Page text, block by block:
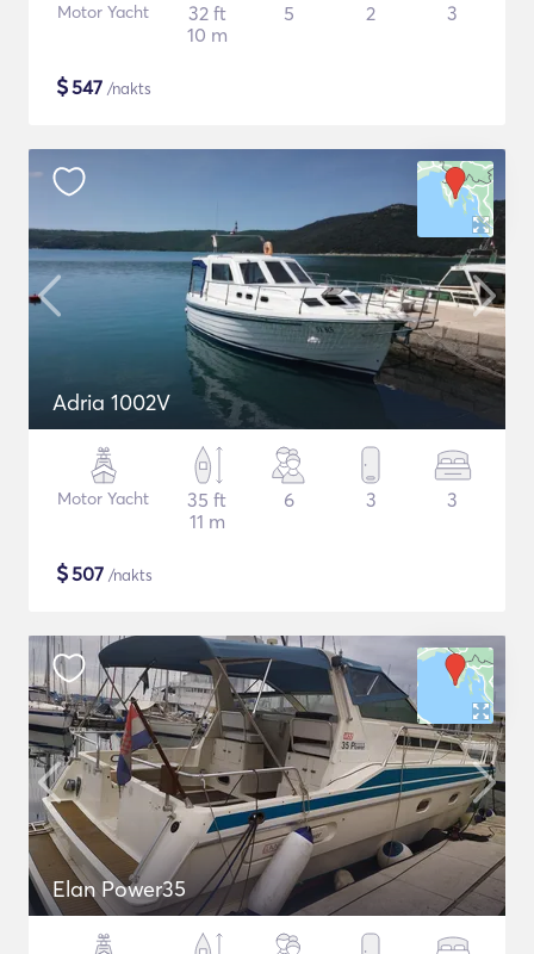
Motor Yacht
32 ft
10 m
5 2 3
$547 /nakts
Adria 1002V
Motor Yacht
35 ft
11 m
6 3 3
$507 /nakts
Elan Power35